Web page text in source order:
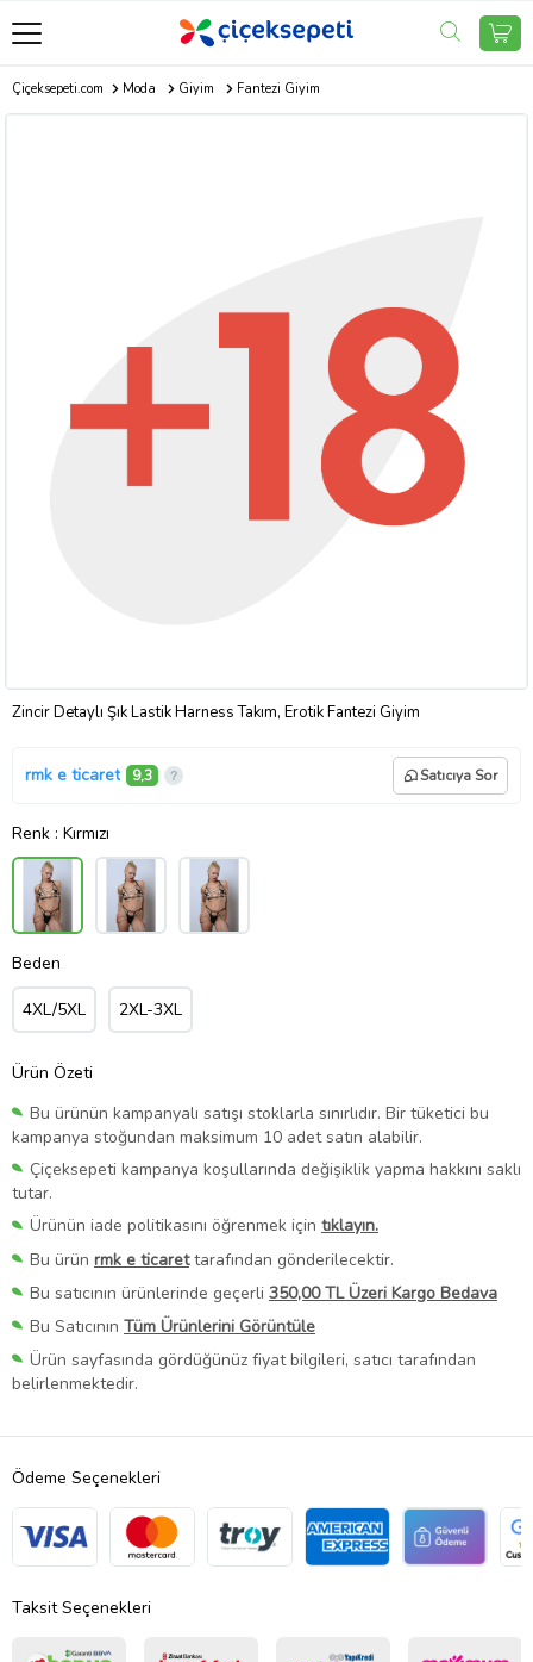
Çiçeksepeti.com Moda Giyim Fantezi Giyim
Zincir Detaylı Şık Lastik Harness Takım, Erotik Fantezi Giyim
rmk e ticaret 9,3 Satıcıya Sor
Renk : Kırmızı
Beden
4XL/5XL 2XL-3XL
Ürün Özeti
Bu ürünün kampanyalı satışı stoklarla sınırlıdır. Bir tüketici bu
kampanya stoğundan maksimum 10 adet satın alabilir.
Çiçeksepeti kampanya koşullarında değişiklik yapma hakkını saklı
tutar.
Ürünün iade politikasını öğrenmek için tıklayın.
Bu ürün rmk e ticarettarafından gönderilecektir.
Bu satıcının ürünlerinde geçerli 350,00 TL Üzeri Kargo Bedava
Bu Satıcının Tüm Ürünlerini Görüntüle
Ürün sayfasında gördüğünüz fiyat bilgileri, satıcı tarafından
belirlenmektedir.
Ödeme Seçenekleri
Taksit Seçenekleri